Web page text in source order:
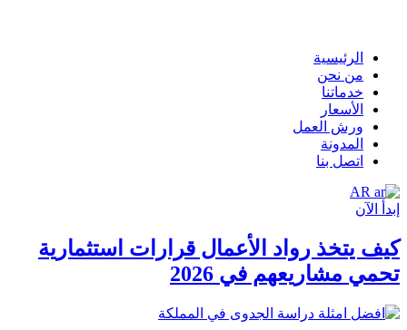
الرئيسية
من نحن
خدماتنا
الأسعار
ورش العمل
المدونة
اتصل بنا
AR
إبدأ الآن
كيف يتخذ رواد الأعمال قرارات استثمارية
تحمي مشاريعهم في 2026